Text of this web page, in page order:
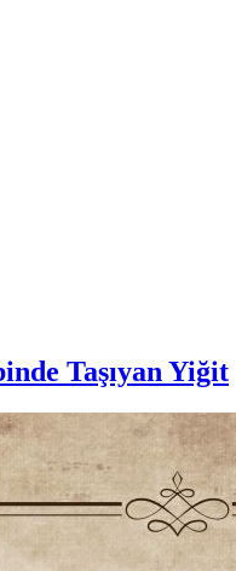
Taşıyan Yiğit